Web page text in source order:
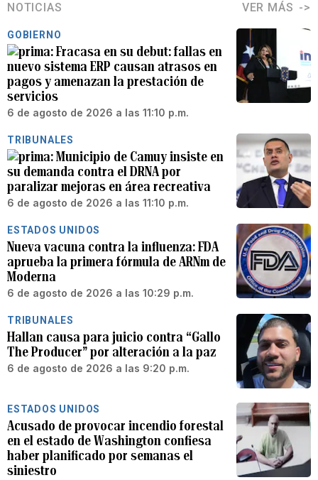
NOTICIAS VER MÁS
GOBIERNO
Fracasa en su debut: fallas en
nuevo sistema ERP causan atrasos en
pagos y amenazan la prestación de
servicios
6 de agosto de 2026 a las 11:10 p.m.
TRIBUNALES
Municipio de Camuy insiste en
su demanda contra el DRNA por
paralizar mejoras en área recreativa
6 de agosto de 2026 a las 11:10 p.m.
ESTADOS UNIDOS
Nueva vacuna contra la influenza: FDA
aprueba la primera fórmula de ARNm de
Moderna
6 de agosto de 2026 a las 10:29 p.m.
TRIBUNALES
Hallan causa para juicio contra “Gallo
The Producer” por alteración a la paz
6 de agosto de 2026 a las 9:20 p.m.
ESTADOS UNIDOS
Acusado de provocar incendio forestal
en el estado de Washington confiesa
haber planificado por semanas el
siniestro